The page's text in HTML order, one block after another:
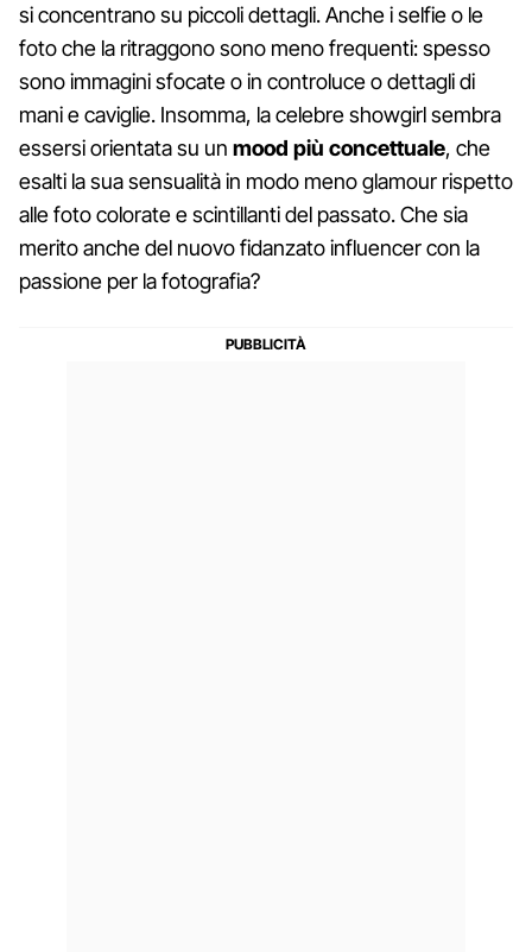
si concentrano su piccoli dettagli. Anche i selfie o le
foto che la ritraggono sono meno frequenti: spesso
sono immagini sfocate o in controluce o dettagli di
mani e caviglie. Insomma, la celebre showgirl sembra
essersi orientata su un mood più concettuale, che
esalti la sua sensualità in modo meno glamour rispetto
alle foto colorate e scintillanti del passato. Che sia
merito anche del nuovo fidanzato influencer con la
passione per la fotografia?